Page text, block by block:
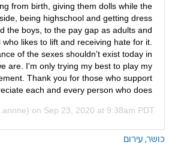
from birth, giving them dolls while the
being highschool and getting dress
the boys, to the pay gap as adults and
who likes to lift and receiving hate for it.
of the sexes shouldn't exist today in
are. I'm only trying my best to play my
Thank you for those who support
each and every person who does.
on Sep 23, 2020 at 9:38am PDT
כושר עירום